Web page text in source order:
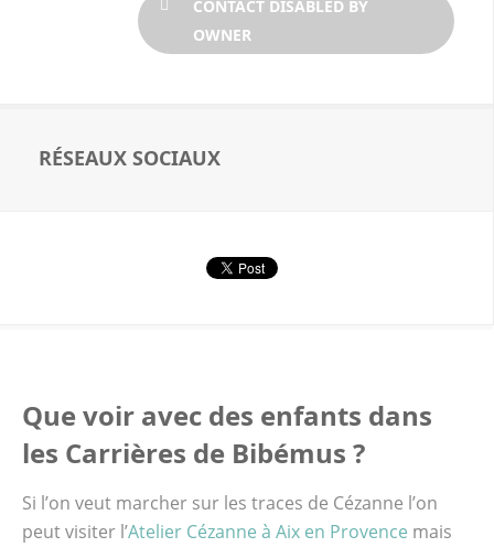
CONTACT DISABLED BY
OWNER
RÉSEAUX SOCIAUX
Que voir avec des enfants dans
les Carrières de Bibémus ?
Si l’on veut marcher sur les traces de Cézanne l’on
peut visiter l’Atelier Cézanne à Aix en Provence mais